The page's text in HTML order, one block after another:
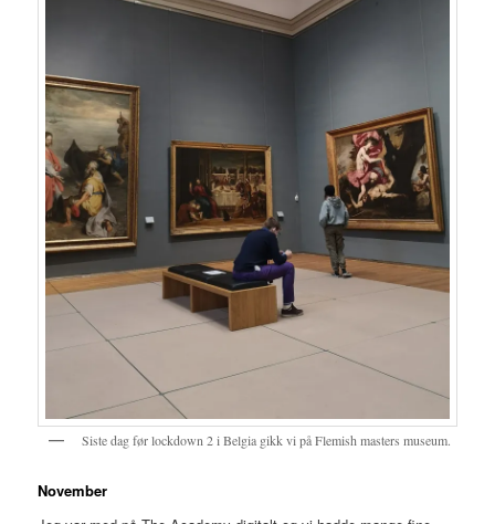
Siste dag før lockdown 2 i Belgia gikk vi på Flemish masters museum.
November